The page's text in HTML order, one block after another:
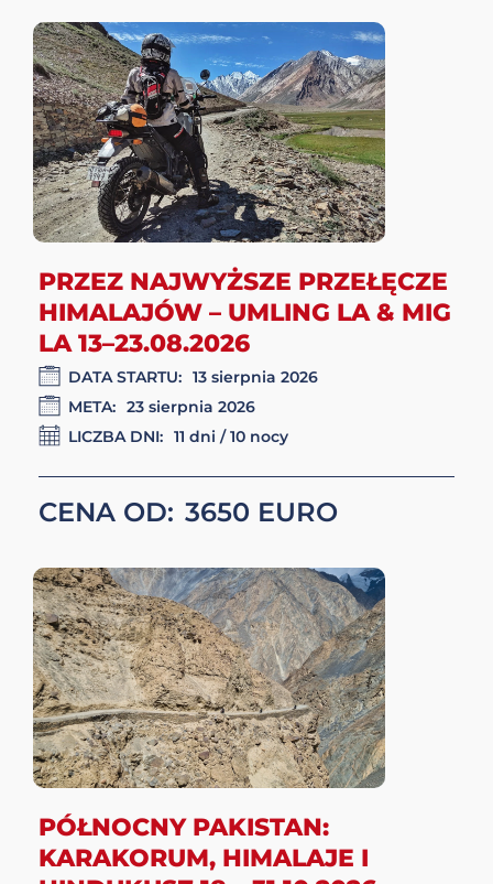
HIMALAJE DLA KONESERÓW –
PERŁY KASZMIRU I DACH
ŚWIATA 2 – 12.08.2026
2 sierpnia 2026
META:
12 sierpnia 2026
LICZBA DNI:
11 dni / 10 nocy
CENA OD: 3550
PRZEZ NAJWYŻSZE
PRZEŁĘCZE HIMALAJÓW –
UMLING LA & MIG LA 13–
23.08.2026
DATA STARTU:
13 sierpnia 2026
META: 23 sierpnia 2026